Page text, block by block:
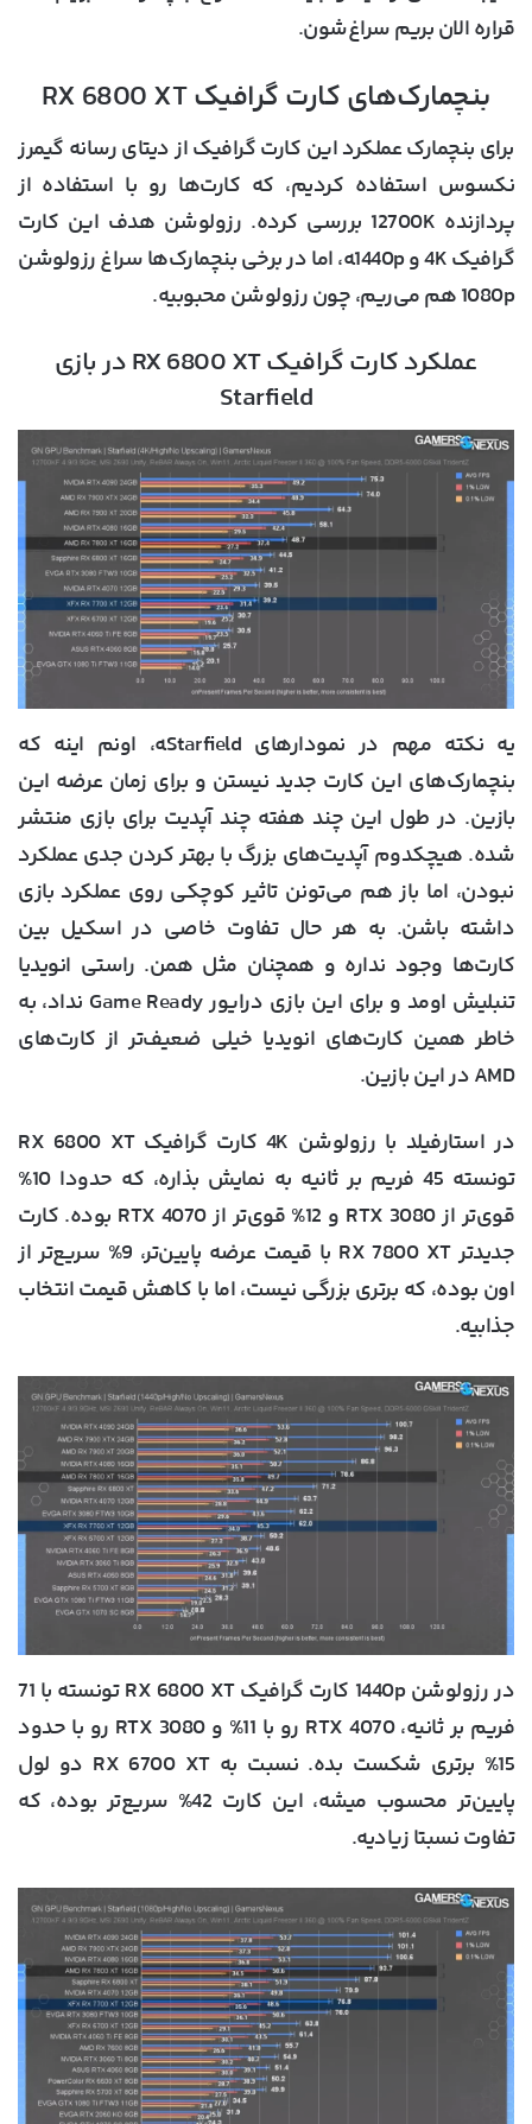
قراره الان بریم سراغ‌شون.
بنچمارک‌های کارت گرافیک RX 6800 XT
برای بنچمارک عملکرد این کارت گرافیک از دیتای رسانه گیمرز
نکسوس استفاده کردیم، که کارت‌ها رو با استفاده از
پردازنده 12700K بررسی کرده. رزولوشن هدف این کارت
گرافیک 4K و 1440p‍ه، اما در برخی بنچمارک‌ها سراغ رزولوشن
1080p هم می‌ریم، چون رزولوشن محبوبیه.
عملکرد کارت گرافیک RX 6800 XT در بازی
Starfield
یه نکته مهم در نمودارهای Starfield‍ه، اونم اینه که
بنچمارک‌های این کارت جدید نیستن و برای زمان عرضه این
بازین. در طول این چند هفته چند آپدیت برای بازی منتشر
شده. هیچکدوم آپدیت‌های بزرگ با بهتر کردن جدی عملکرد
نبودن، اما باز هم می‌تونن تاثیر کوچکی روی عملکرد بازی
داشته باشن. به هر حال تفاوت خاصی در اسکیل بین
کارت‌ها وجود نداره و همچنان مثل همن. راستی انویدیا
تنبلیش اومد و برای این بازی درایور Game Ready نداد، به
خاطر همین کارت‌های انویدیا خیلی ضعیف‌تر از کارت‌های
AMD در این بازین.
در استارفیلد با رزولوشن 4K کارت گرافیک RX 6800 XT
تونسته 45 فریم بر ثانیه به نمایش بذاره، که حدودا 10%
قوی‌تر از RTX 3080 و 12% قوی‌تر از RTX 4070 بوده. کارت
جدیدتر RX 7800 XT با قیمت عرضه پایین‌تر، 9% سریع‌تر از
اون بوده، که برتری بزرگی نیست، اما با کاهش قیمت انتخاب
جذابیه.
در رزولوشن 1440p کارت گرافیک RX 6800 XT تونسته با 71
فریم بر ثانیه، RTX 4070 رو با 11% و RTX 3080 رو با حدود
15% برتری شکست بده. نسبت به RX 6700 XT دو لول
پایین‌تر محسوب میشه، این کارت 42% سریع‌تر بوده، که
تفاوت نسبتا زیادیه.